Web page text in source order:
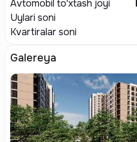
Avtomobil to'xtash joyi
Uylari soni
Kvartiralar soni
Galereya